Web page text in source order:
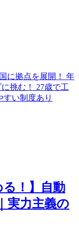
る！】自動
実力主義の